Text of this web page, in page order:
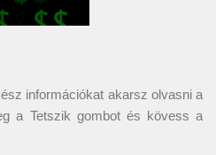
információkat akarsz olvasni a
a Tetszik gombot és kövess a